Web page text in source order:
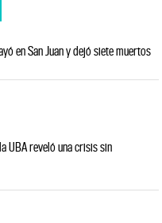
en San Juan y dejó siete muertos
UBA reveló una crisis sin